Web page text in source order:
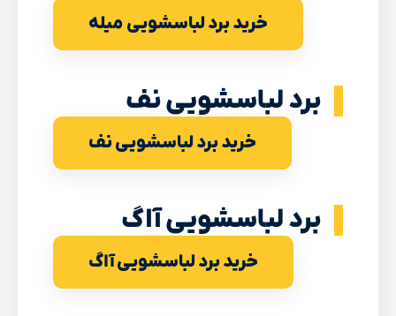
خرید برد لباسشویی میله
برد لباسشویی نف
خرید برد لباسشویی نف
برد لباسشویی آاگ
خرید برد لباسشویی آاگ